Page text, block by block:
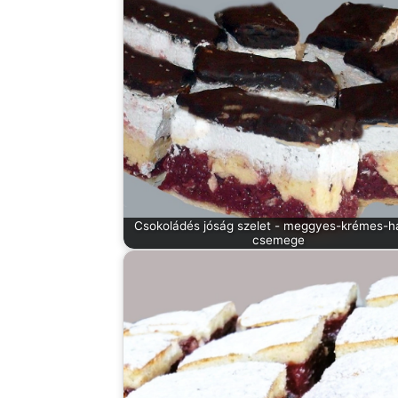
Csokoládés jóság szelet - meggyes-krémes-
csemege